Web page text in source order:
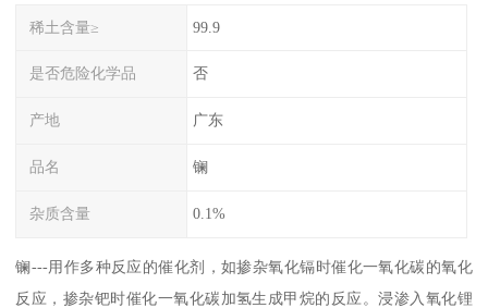
稀土含量≥ 99.9
是否危险化学品 否
产地 广东
品名 镧
杂质含量 0.1%
镧---用作多种反应的催化剂，如掺杂氧化镉时催化一氧化碳的氧化
反应，掺杂钯时催化一氧化碳加氢生成甲烷的反应。浸渗入氧化锂